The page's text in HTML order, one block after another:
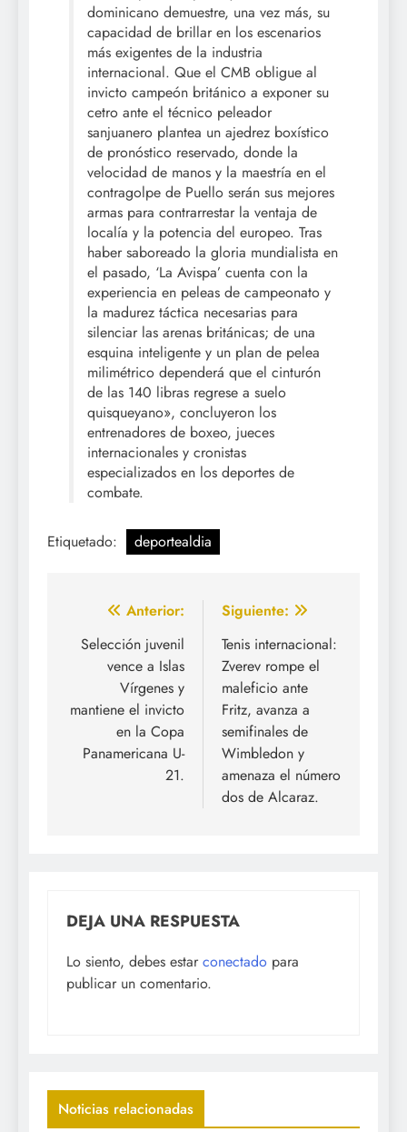
dominicano demuestre, una vez más, su
capacidad de brillar en los escenarios
más exigentes de la industria
internacional. Que el CMB obligue al
invicto campeón británico a exponer su
cetro ante el técnico peleador
sanjuanero plantea un ajedrez boxístico
de pronóstico reservado, donde la
velocidad de manos y la maestría en el
contragolpe de Puello serán sus mejores
armas para contrarrestar la ventaja de
localía y la potencia del europeo. Tras
haber saboreado la gloria mundialista en
el pasado, ‘La Avispa’ cuenta con la
experiencia en peleas de campeonato y
la madurez táctica necesarias para
silenciar las arenas británicas; de una
esquina inteligente y un plan de pelea
milimétrico dependerá que el cinturón
de las 140 libras regrese a suelo
quisqueyano», concluyeron los
entrenadores de boxeo, jueces
internacionales y cronistas
especializados en los deportes de
combate.
Etiquetado: deportealdia
Navegación
de
entradas
Anterior:
Selección juvenil
vence a Islas
Vírgenes y
mantiene el invicto
en la Copa
Panamericana U-
21.
Siguiente:
Tenis internacional:
Zverev rompe el
maleficio ante
Fritz, avanza a
semifinales de
Wimbledon y
amenaza el número
dos de Alcaraz.
DEJA UNA RESPUESTA
Lo siento, debes estar conectado para
publicar un comentario.
Noticias relacionadas